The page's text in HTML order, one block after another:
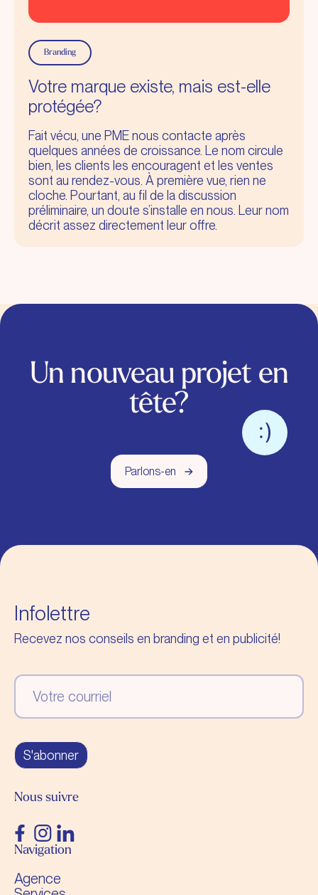
Branding
Votre marque existe, mais est-elle
protégée?
Fait vécu, une PME nous contacte après
quelques années de croissance. Le nom circule
bien, les clients les encouragent et les ventes
sont au rendez-vous. À première vue, rien ne
cloche. Pourtant, au fil de la discussion
préliminaire, un doute s’installe en nous. Leur nom
décrit assez directement leur offre.
Un nouveau projet en
tête?
Parlons-en
Infolettre
Recevez nos conseils en branding et en publicité!
S'abonner
Nous suivre
Navigation
Agence